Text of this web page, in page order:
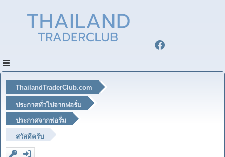
ThailandTraderClub.com
ประกาศทั่วไปจากฟอรั่ม
ประกาศจากฟอรั่ม
สวัสดีครับ